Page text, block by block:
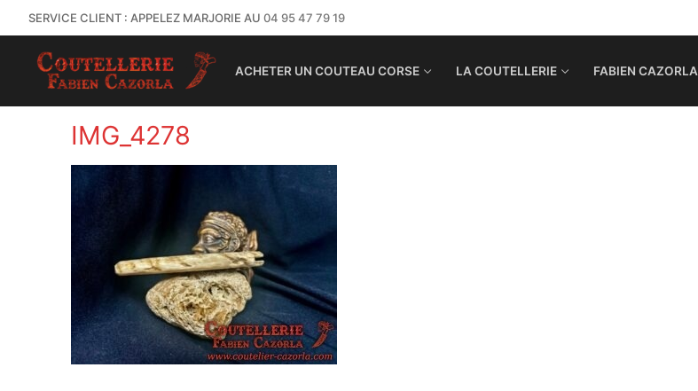
SERVICE CLIENT : APPELEZ MARJORIE AU 04 95 47 79 19
ACHETER UN COUTEAU CORSE LA COUTELLERIE FABIEN CAZORLA
IMG_4278